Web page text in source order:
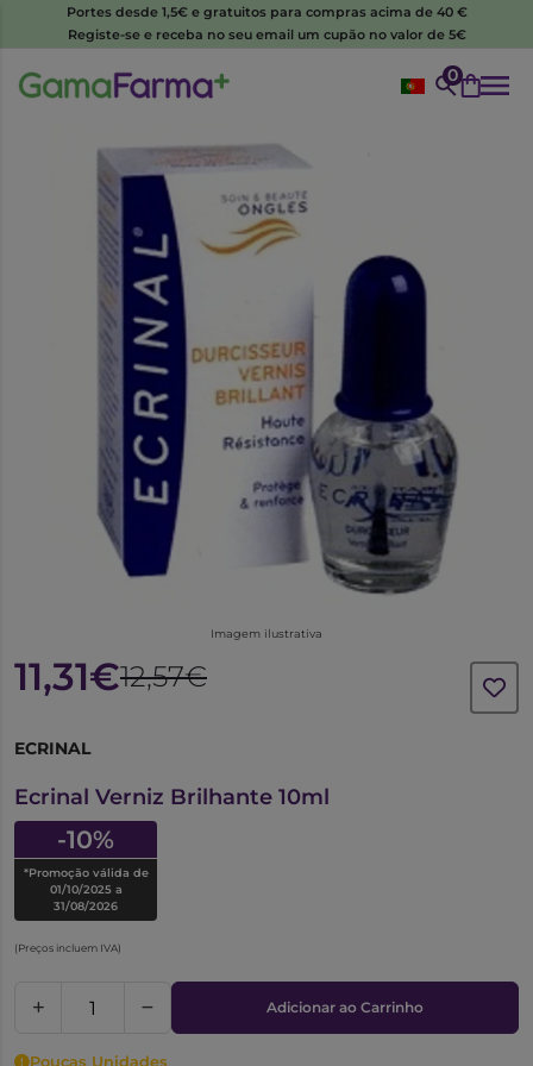
Portes desde 1,5€ e gratuitos para compras acima de 40 €
Registe-se e receba no seu email um cupão no valor de 5€
0
Imagem ilustrativa
11,31€12,57€
ECRINAL
Ecrinal Verniz Brilhante 10ml
-10%
*Promoção válida de
01/10/2025 a
31/08/2026
(Preços incluem IVA)
Adicionar ao Carrinho
Poucas Unidades